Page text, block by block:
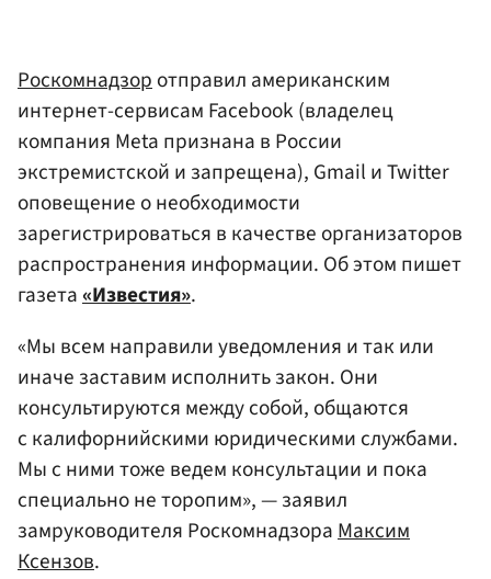
Роскомнадзоротправил американским
интернет-сервисам Facebook (владелец
компания Meta признана в России
экстремистской и запрещена), Gmail и Twitter
оповещение о необходимости
зарегистрироваться в качестве организаторов
распространения информации. Об этом пишет
газета«Известия».
«Мы всем направили уведомления и так или
иначе заставим исполнить закон. Они
консультируются между собой, общаются
с калифорнийскими юридическими службами.
Мы с ними тоже ведем консультации и пока
специально не торопим», — заявил
замруководителя РоскомнадзораМаксим
Ксензов.